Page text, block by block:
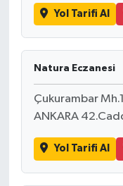
Yol Tarifi Al
Natura Eczanesi
Çukurambar
ANKARA
Yol Tarifi Al